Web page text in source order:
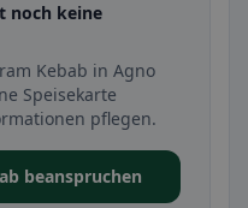
noch keine
Kebab in Agno
Speisekarte
pflegen.
beanspruchen